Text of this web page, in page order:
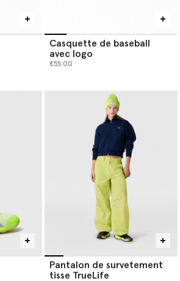
Casquette de baseball
avec logo
€55.00
Pantalon de survetement
tisse TrueLife